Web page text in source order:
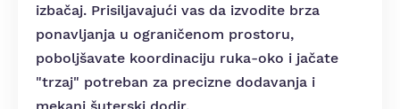
izbačaj. Prisiljavajući vas da izvodite brza
ponavljanja u ograničenom prostoru,
poboljšavate koordinaciju ruka-oko i jačate
"trzaj" potreban za precizne dodavanja i